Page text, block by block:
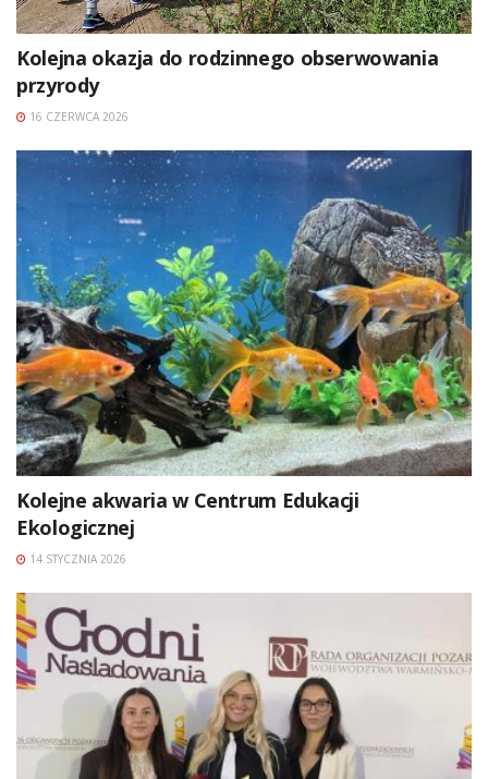
Kolejna okazja do rodzinnego obserwowania
przyrody
16 CZERWCA 2026
Kolejne akwaria w Centrum Edukacji
Ekologicznej
14 STYCZNIA 2026